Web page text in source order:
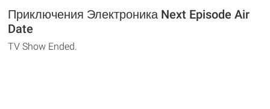
Приключения Электроника Next Episode Air
Date
TV Show Ended.